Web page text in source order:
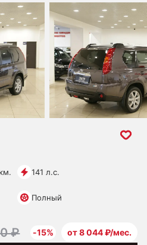
141 л.с.
Полный
₽ -15% от 8 044 ₽/мес.